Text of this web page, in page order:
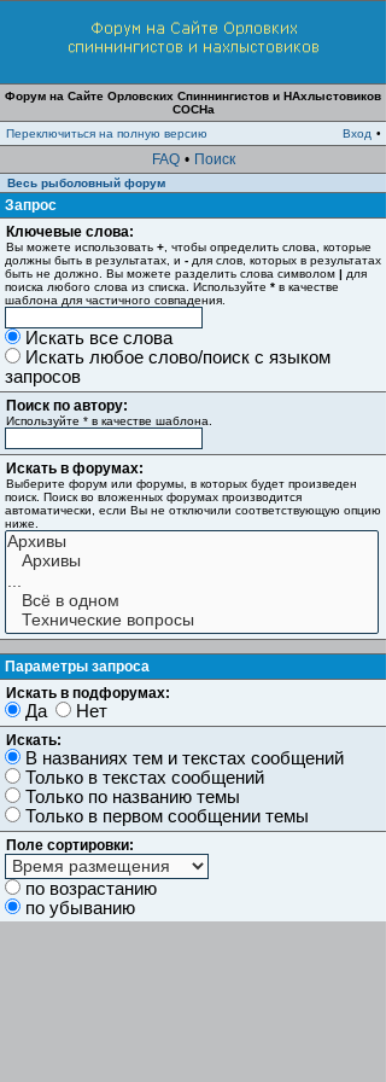
Форум на Сайте Орловских Спиннингистов и НАхлыстовиков
СОСНа
Переключиться на полную версию
Вход •
FAQ • Поиск
Весь рыболовный форум
Запрос
Ключевые слова:
Вы можете использовать + , чтобы определить слова, которые
должны быть в результатах, и - для слов, которых в результатах
быть не должно. Вы можете разделить слова символом | для
поиска любого слова из списка. Используйте * в качестве
шаблона для частичного совпадения.
Искать все слова
Искать любое слово/поиск с языком
запросов
Поиск по автору:
Используйте * в качестве шаблона.
Искать в форумах:
Выберите форум или форумы, в которых будет произведен
поиск. Поиск во вложенных форумах производится
автоматически, если Вы не отключили соответствующую опцию
ниже.
Параметры запроса
Искать в подфорумах:
Да Нет
Искать:
В названиях тем и текстах сообщений
Только в текстах сообщений
Только по названию темы
Только в первом сообщении темы
Поле сортировки:
по возрастанию
по убыванию